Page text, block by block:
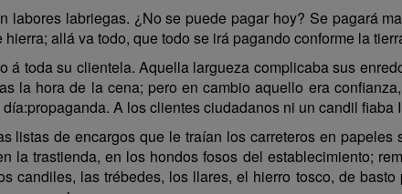
labores labriegas. ¿No se puede pagar hoy? Se pagará
allá va todo, que todo se irá pagando conforme la
á toda su clientela. Aquella largueza complicaba sus
la hora de la cena; pero en cambio aquello era
A los clientes ciudadanos ni un candil
listas de encargos que le traían los carreteros en
la trastienda, en los hondos fosos del establecimiento;
candiles, las trébedes, los llares, el hierro tosco, de